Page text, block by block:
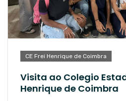
CE Frei Henrique de Coimbra
Visita ao Colegio
Henrique de Coimbra